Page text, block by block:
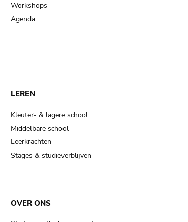
Workshops
Agenda
LEREN
Kleuter- & lagere school
Middelbare school
Leerkrachten
Stages & studieverblijven
OVER ONS